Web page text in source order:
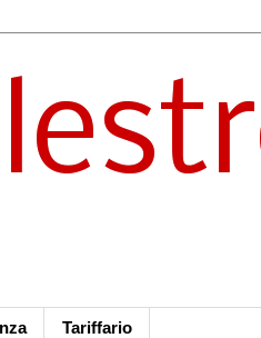
Tariffario